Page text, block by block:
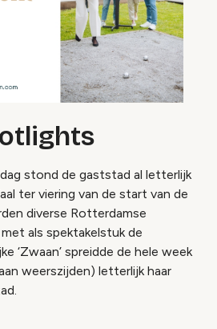
stond de gaststad al letterlijk
ter viering van de start van de
diverse Rotterdamse
als spektakelstuk de
‘Zwaan’ spreidde de hele week
weerszijden) letterlijk haar